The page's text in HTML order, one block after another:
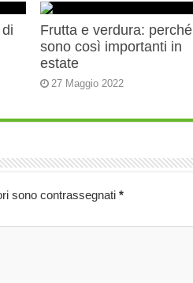
Frutta e verdura: perché
sono così importanti in
estate
27 Maggio 2022
sono contrassegnati *